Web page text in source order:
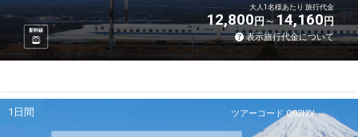
新幹線
大人1名様あたり 旅行代金
12,800円 14,160円
表示旅行代金について
ツアーコード Q02I2Y
1日間